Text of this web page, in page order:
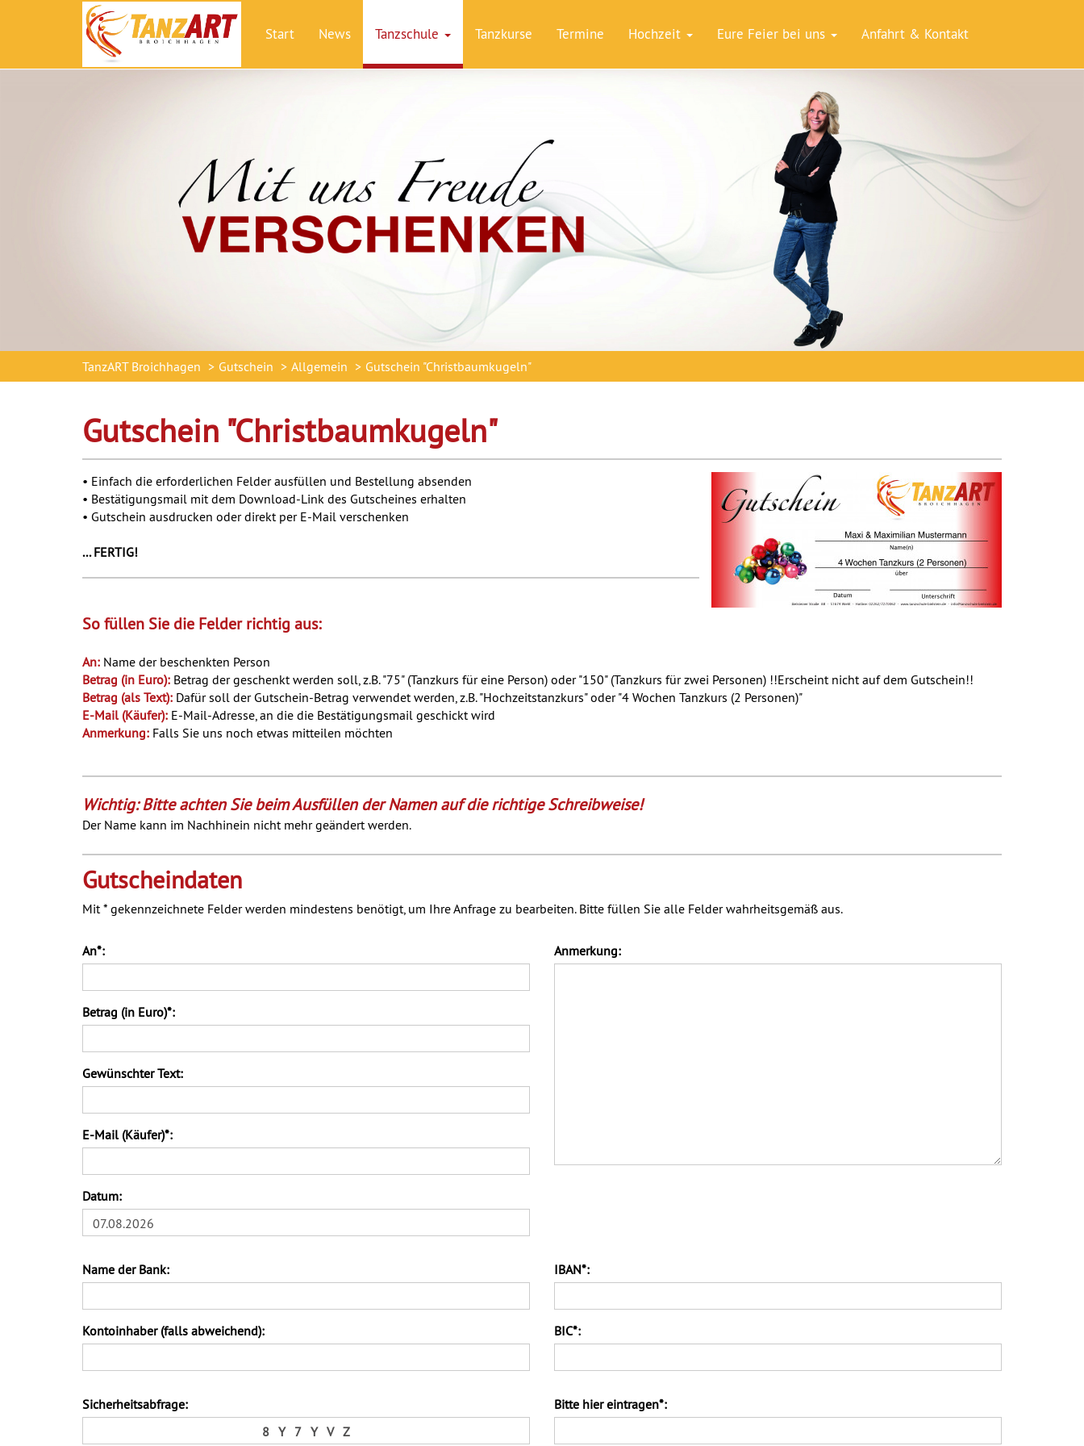
Start News Tanzschule Tanzkurse Termine Hochzeit Eure Feier bei uns Anfahrt & Kontakt
TanzART Broichhagen Gutschein Allgemein Gutschein "Christbaumkugeln"
Gutschein "Christbaumkugeln"
• Einfach die erforderlichen Felder ausfüllen und Bestellung absenden
• Bestätigungsmail mit dem Download-Link des Gutscheines erhalten
• Gutschein ausdrucken oder direkt per E-Mail verschenken
... FERTIG!
So füllen Sie die Felder richtig aus:
An: Name der beschenkten Person
Betrag (in Euro): Betrag der geschenkt werden soll, z.B. "75" (Tanzkurs für eine Person) oder "150" (Tanzkurs für zwei Personen) !!Erscheint nicht auf dem Gutschein!!
Betrag (als Text): Dafür soll der Gutschein-Betrag verwendet werden, z.B. "Hochzeitstanzkurs" oder "4 Wochen Tanzkurs (2 Personen)"
E-Mail (Käufer): E-Mail-Adresse, an die die Bestätigungsmail geschickt wird
Anmerkung: Falls Sie uns noch etwas mitteilen möchten
Wichtig: Bitte achten Sie beim Ausfüllen der Namen auf die richtige Schreibweise!
Der Name kann im Nachhinein nicht mehr geändert werden.
Gutscheindaten
Mit * gekennzeichnete Felder werden mindestens benötigt, um Ihre Anfrage zu bearbeiten. Bitte füllen Sie alle Felder wahrheitsgemäß aus.
An*:
Betrag (in Euro)*:
Gewünschter Text:
E-Mail (Käufer)*:
Datum:
07.08.2026
Anmerkung:
Name der Bank:
Kontoinhaber (falls abweichend):
IBAN*:
BIC*:
Sicherheitsabfrage:
Y
8 7 V
Y Z
Bitte hier eintragen*: